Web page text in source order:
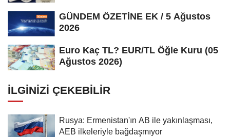
GÜNDEM ÖZETİNE EK / 5 Ağustos
2026
Euro Kaç TL? EUR/TL Öğle Kuru (05
Ağustos 2026)
İLGINIZI ÇEKEBILIR
Rusya: Ermenistan'ın AB ile yakınlaşması,
AEB ilkeleriyle bağdaşmıyor